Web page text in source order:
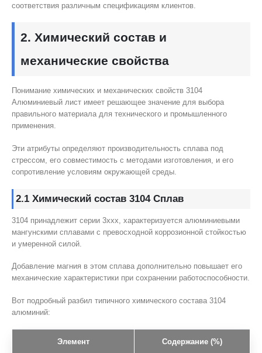
соответствия различным спецификациям клиентов.
2. Химический состав и
механические свойства
Понимание химических и механических свойств 3104
Алюминиевый лист имеет решающее значение для выбора
правильного материала для технического и промышленного
применения.
Эти атрибуты определяют производительность сплава под
стрессом, его совместимость с методами изготовления, и его
сопротивление условиям окружающей среды.
2.1 Химический состав 3104 Сплав
3104 принадлежит серии 3xxx, характеризуется алюминиевыми
мангунскими сплавами с превосходной коррозионной стойкостью
и умеренной силой.
Добавление магния в этом сплава дополнительно повышает его
механические характеристики при сохранении работоспособности.
Вот подробный разбил типичного химического состава 3104
алюминий:
Элемент Содержание (%)